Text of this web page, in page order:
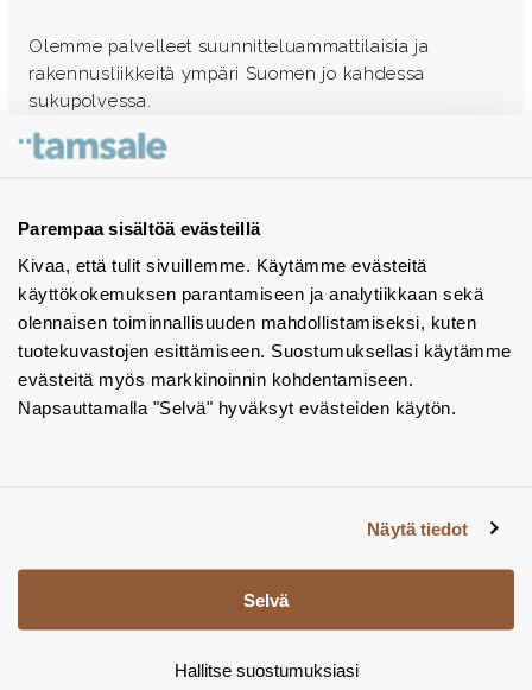
Parempaa sisältöä evästeillä
Kivaa, että tulit sivuillemme. Käytämme evästeitä
käyttökokemuksen parantamiseen ja analytiikkaan sekä
olennaisen toiminnallisuuden mahdollistamiseksi, kuten
tuotekuvastojen esittämiseen. Suostumuksellasi käytämme
evästeitä myös markkinoinnin kohdentamiseen.
Napsauttamalla "Selvä" hyväksyt evästeiden käytön.
Näytä tiedot
Selvä
Hallitse suostumuksiasi
Olemme palvelleet suunnitteluammattilaisia ja
rakennusliikkeitä ympäri Suomen jo kahdessa
sukupolvessa.
Ota yhteyttä - autamme mielellämme
Tuotekuvastot
Instagram
BIM-objektit
Yhteystiedot
Tiedotteet